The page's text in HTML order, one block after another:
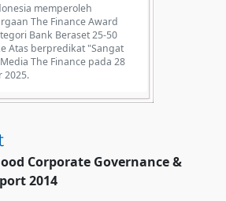
memperoleh
The Finance Award
Bank Beraset 25-50
Atas berpredikat "Sangat
The Finance pada 28
2025.
Corporate Governance &
2014